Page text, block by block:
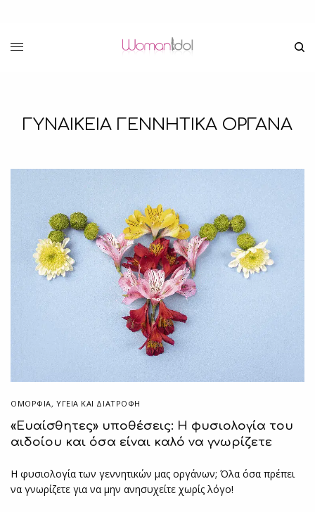
ΓΥΝΑΙΚΕΙΑ ΓΕΝΝΗΤΙΚΑ ΟΡΓΑΝΑ
ΟΜΟΡΦΙΑ, ΥΓΕΊΑ ΚΑΙ ΔΙΑΤΡΟΦΉ
«Ευαίσθητες» υποθέσεις: Η φυσιολογία του
αιδοίου και όσα είναι καλό να γνωρίζετε
Η φυσιολογία των γεννητικών μας οργάνων; Όλα όσα πρέπει
να γνωρίζετε για να μην ανησυχείτε χωρίς λόγο!